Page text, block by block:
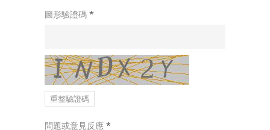
圖形驗證碼 *
重整驗證碼
問題或意見反應 *